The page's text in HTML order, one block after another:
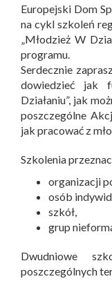
Europejski Dom
na cykl szkoleń
„Młodzież W
programu.
Serdecznie
dowiedzieć jak
Działaniu”, jak
poszczególne
jak pracować z
Szkolenia
organizacji
osób
szkół,
grup
Dwudniowe
poszczególnych